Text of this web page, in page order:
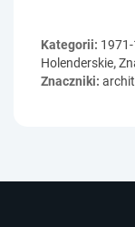
Kategorii:
Holenderskie,
Znaczniki: